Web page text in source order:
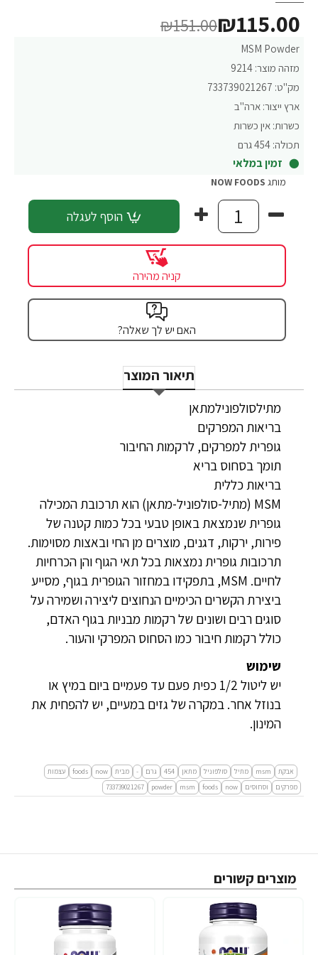
MSM Powder
מזהה מוצר: 9214
מק"ט: 733739021267
ארץ ייצור: ארה"ב
כשרות: אין כשרות
תכולה: 454 גרם
זמין במלאי
₪115.00
₪151.00
מותג NOW FOODS
הוסף לעגלה
קניה מהירה
האם יש לך שאלה?
תיאור המוצר
מתילסולפונילמתאן
בריאות המפרקים
גופרית למפרקים, לרקמות החיבור
תומך בסחוס בריא
בריאות כללית
MSM (מתיל-סולפוניל-מתאן) הוא תרכובת המכילה
גופרית שנמצאת באופן טבעי בכל כמות קטנה של
פירות, ירקות, דגנים, מוצרים מן החי ובאצות מסוימות.
תרכובות גופרית נמצאות בכל תאי הגוף והן הכרחיות
לחיים. MSM, בתפקידו במחזור הגופרית בגוף, מסייע
ביצירת הקשרים הכימיים הנחוצים ליצירה ושמירה על
סוגים רבים ושונים של רקמות מבניות בגוף האדם,
כולל רקמות חיבור כמו הסחוס המפרקי והעור.
שימוש
יש ליטול 1/2 כפית פעם עד פעמיים ביום במיץ או
בנוזל אחר. במקרה של גזים במעיים, יש להפחית את
המינון.
אבקת msm מתיל סולפוניל מתאן 454 גרם - מבית now
foods
עצמות
מפרקים
וסחוסים now
foods
msm
powder
733739021267
מוצרים קשורים